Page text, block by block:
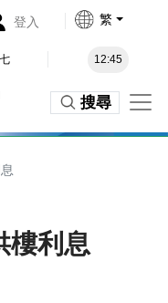
登入 繁
12:45
搜尋
樓利息